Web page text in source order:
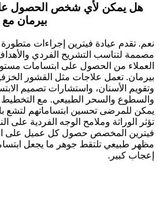
هل يمكن لأي شخص الحصول على
بيرمان
نعم. تقدم عيادة فيترين إجراءات
مصممة لتناسب التشريح الفردي
العملاء من الحصول على ابتسامات
بيرمان. تعمل علاجات مثل القشور
وتقويم الأسنان، واستشارات تصميم
والسطوع والسحر الطبيعي. مع التخطيط
يمكن للمرضى تحسين ابتساماتهم لتشع
تؤثر الوراثة وملامح الوجه الفردية على
فيترين المخصص حصول كل عميل على
مظهر طبيعي تلتقط جوهر ما يجعل
إعجاب كبير.